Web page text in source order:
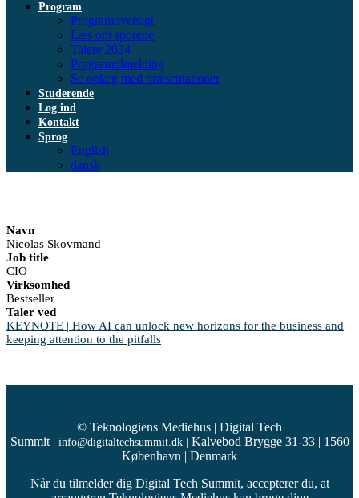
Program
Programoversigt
Læs om sporene
Talere 2024
Programtilmelding
Se oplæg med præsentationer
Studerende
Log ind
Kontakt
Sprog
English
dansk
Navn
Nicolas Skovmand
Job title
CIO
Virksomhed
Bestseller
Taler ved
KEYNOTE | How AI can unlock new horizons for the business and
keeping attention to the pitfalls
© Teknologiens Mediehus | Digital Tech
Summit| info@digitaltechsummit.dk| Kalvebod Brygge 31-33 | 1560
København | Denmark
Når du tilmelder dig Digital Tech Summit, accepterer du, at